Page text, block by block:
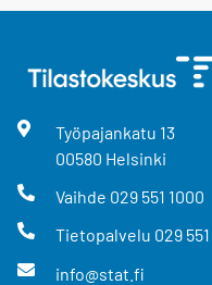
Työpajankatu 13
00580 Helsinki
Vaihde 029 551 1000
Tietopalvelu 029
info@stat.fi